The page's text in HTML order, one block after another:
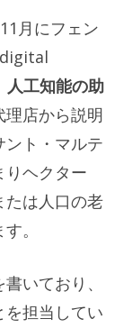
月にフェン
人工知能の助
理店から説明
ント・マルテ
りヘクター
たは人口の老
。
いており、
を担当してい